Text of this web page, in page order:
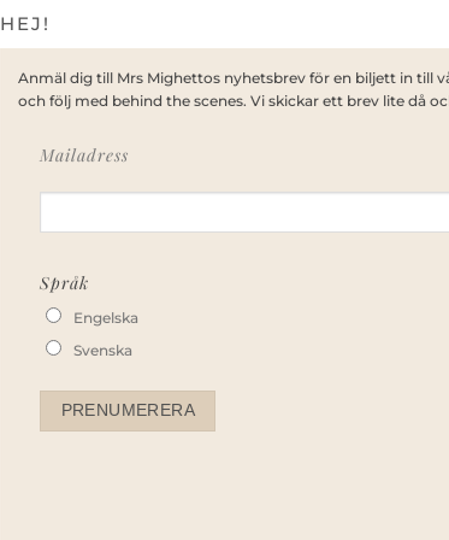
HEJ!
Anmäl dig till Mrs Mighettos nyhetsbrev för en biljett in till
och följ med behind the scenes. Vi skickar ett brev lite då
Mailadress
Språk
Engelska
Svenska